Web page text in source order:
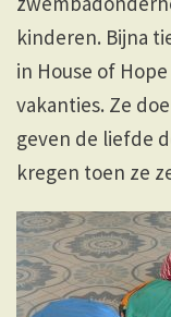
kinderen. Bijna
in House of
vakanties. Ze
geven de liefde
kregen toen ze